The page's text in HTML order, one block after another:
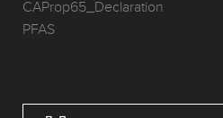
CAProp65_Declaration
PFAS